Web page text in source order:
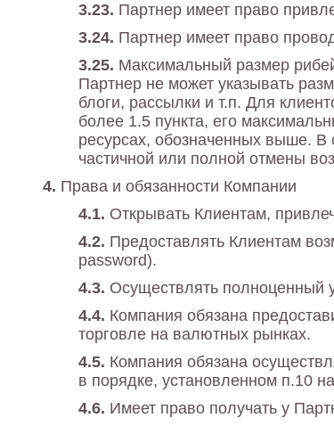
Партнер имеет право
Партнер имеет право
Максимальный размер
Партнер не может указывать
блоги, рассылки и т.п. Для
более 1.5 пункта, его
ресурсах, обозначенных выше.
частичной или полной отмены
Права и обязанности Компании
Открывать Клиентам,
Предоставлять Клиентам
password).
Осуществлять полноценный
Компания обязана
торговле на валютных рынках.
Компания обязана
в порядке, установленном п.10
Имеет право получать у